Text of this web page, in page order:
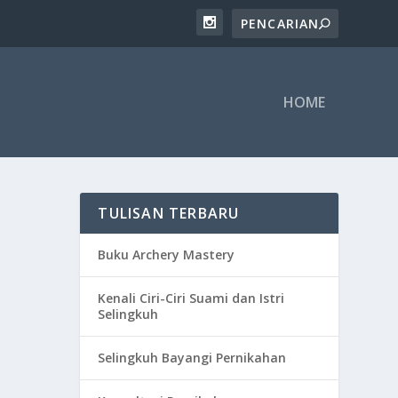
HOME
TULISAN TERBARU
Buku Archery Mastery
Kenali Ciri-Ciri Suami dan Istri
Selingkuh
Selingkuh Bayangi Pernikahan